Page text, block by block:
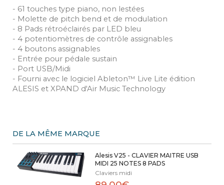
- 61 touches type piano, non lestées
- Molette de pitch bend et de modulation
- 8 Pads rétroéclairés par LED bleu
- 4 potentiomètres de contrôle assignables
- 4 boutons assignables
- Entrée pour pédale sustain
- Port USB/Midi
- Fourni avec le logiciel Ableton™ Live Lite édition
ALESIS et XPAND d'Air Music Technology
DE LA MÊME MARQUE
Alesis V25 - CLAVIER MAITRE USB
MIDI 25 NOTES 8 PADS
Claviers midi